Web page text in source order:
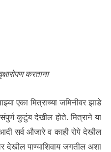
करताना
एका मित्राच्या जमिनीवर झाडे
संपुर्ण कुटुंब देखील होते. मित्राने या
सर्व औजारे व काही रोपे देखील
पाण्याशिवाय जगतील अशा